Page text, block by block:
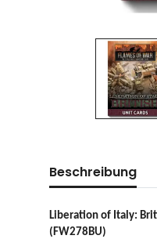
Beschreibung
Liberation of Italy:
(FW278BU)